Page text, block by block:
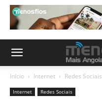
Início Internet Redes Sociais
Internet Redes Sociais